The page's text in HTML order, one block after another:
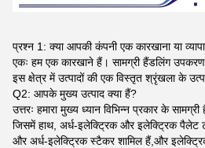
प्रश्न 1: क्या आपकी कंपनी एक कारखाना या
एकः हम एक कारखाने हैं। सामग्री हैंडलिंग
इस क्षेत्र में उत्पादों की एक विस्तृत श्रृंखला के
Q2: आपके मुख्य उत्पाद क्या हैं?
उत्तरः हमारा मुख्य ध्यान विभिन्न प्रकार के सामग्री
जिसमें हाथ, अर्ध-इलेक्ट्रिक और इलेक्ट्रिक
और अर्ध-इलेक्ट्रिक स्टैकर शामिल हैं,और